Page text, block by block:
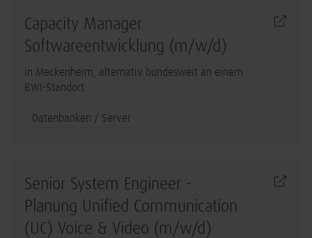
Capacity Manager
Softwareentwicklung (m/w/d)
in Meckenheim, alternativ bundesweit an einem
BWI-Standort
Datenbanken / Server
Senior System Engineer -
Planung Unified Communication
(UC) Voice & Video (m/w/d)